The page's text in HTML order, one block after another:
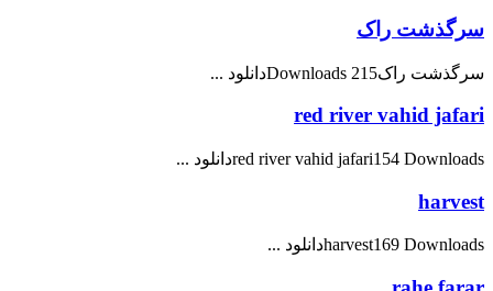
سرگذشت راک
سرگذشت راک215 Downloadsدانلود ...
red river vahid jafari
red river vahid jafari154 Downloadsدانلود ...
harvest
harvest169 Downloadsدانلود ...